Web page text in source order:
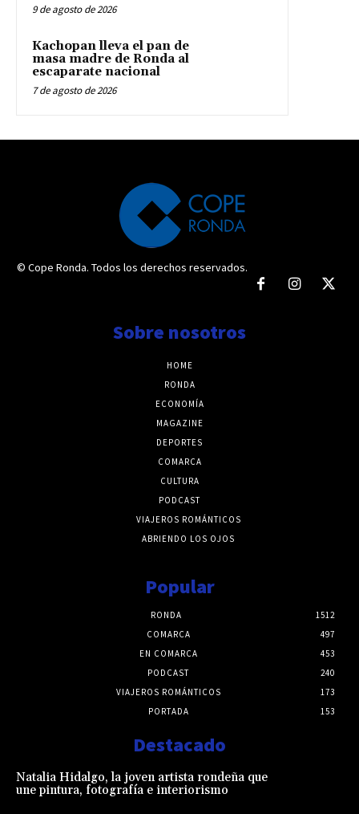
9 de agosto de 2026
Kachopan lleva el pan de
masa madre de Ronda al
escaparate nacional
7 de agosto de 2026
© Cope Ronda. Todos los derechos reservados.
Sobre nosotros
HOME
RONDA
ECONOMÍA
MAGAZINE
DEPORTES
COMARCA
CULTURA
PODCAST
VIAJEROS ROMÁNTICOS
ABRIENDO LOS OJOS
Popular
RONDA
1512
COMARCA
497
EN COMARCA
453
PODCAST
240
VIAJEROS ROMÁNTICOS
173
PORTADA
153
Destacado
Natalia Hidalgo, la joven artista rondeña que
une pintura, fotografía e interiorismo